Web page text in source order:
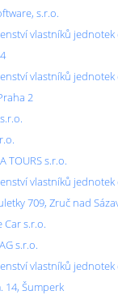
s.r.o.
vlastníků jednotek
vlastníků
2
TOURS s.r.o.
vlastníků jednotek
709, Zruč nad
Car s.r.o.
s.r.o.
vlastníků
14, Šumperk